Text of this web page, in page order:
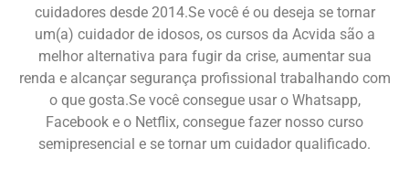
cuidadores desde 2014.Se você é ou deseja se tornar
um(a) cuidador de idosos, os cursos da Acvida são a
melhor alternativa para fugir da crise, aumentar sua
renda e alcançar segurança profissional trabalhando com
o que gosta.Se você consegue usar o Whatsapp,
Facebook e o Netflix, consegue fazer nosso curso
semipresencial e se tornar um cuidador qualificado.